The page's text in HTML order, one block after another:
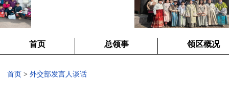
首页 总领事 领区概况
首页 > 外交部发言人谈话